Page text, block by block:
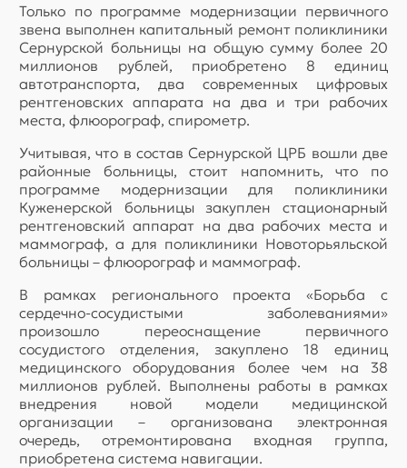
Только по программе модернизации первичного
звена выполнен капитальный ремонт поликлиники
Сернурской больницы на общую сумму более 20
миллионов рублей, приобретено 8 единиц
автотранспорта, два современных цифровых
рентгеновских аппарата на два и три рабочих
места, флюорограф, спирометр.
Учитывая, что в состав Сернурской ЦРБ вошли две
районные больницы, стоит напомнить, что по
программе модернизации для поликлиники
Куженерской больницы закуплен стационарный
рентгеновский аппарат на два рабочих места и
маммограф, а для поликлиники Новоторьяльской
больницы – флюорограф и маммограф.
В рамках регионального проекта «Борьба с
сердечно-сосудистыми заболеваниями»
произошло переоснащение первичного
сосудистого отделения, закуплено 18 единиц
медицинского оборудования более чем на 38
миллионов рублей. Выполнены работы в рамках
внедрения новой модели медицинской
организации – организована электронная
очередь, отремонтирована входная группа,
приобретена система навигации.